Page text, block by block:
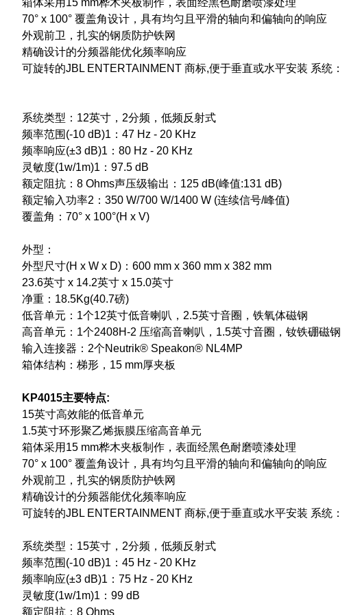
箱体采用15 mm桦木夹板制作，表面经黑色耐磨喷漆处理
70° x 100° 覆盖角设计，具有均匀且平滑的轴向和偏轴向的响应
外观前卫，扎实的钢质防护铁网
精确设计的分频器能优化频率响应
可旋转的JBL ENTERTAINMENT 商标,便于垂直或水平安装 系统：
系统类型：12英寸，2分频，低频反射式
频率范围(-10 dB)1：47 Hz - 20 KHz
频率响应(±3 dB)1：80 Hz - 20 KHz
灵敏度(1w/1m)1：97.5 dB
额定阻抗：8 Ohms声压级输出：125 dB(峰值:131 dB)
额定输入功率2：350 W/700 W/1400 W (连续信号/峰值)
覆盖角：70° x 100°(H x V)
外型：
外型尺寸(H x W x D)：600 mm x 360 mm x 382 mm
23.6英寸 x 14.2英寸 x 15.0英寸
净重：18.5Kg(40.7磅)
低音单元：1个12英寸低音喇叭，2.5英寸音圈，铁氧体磁钢
高音单元：1个2408H-2 压缩高音喇叭，1.5英寸音圈，钕铁硼磁钢
输入连接器：2个Neutrik® Speakon® NL4MP
箱体结构：梯形，15 mm厚夹板
KP4015主要特点:
15英寸高效能的低音单元
1.5英寸环形聚乙烯振膜压缩高音单元
箱体采用15 mm桦木夹板制作，表面经黑色耐磨喷漆处理
70° x 100° 覆盖角设计，具有均匀且平滑的轴向和偏轴向的响应
外观前卫，扎实的钢质防护铁网
精确设计的分频器能优化频率响应
可旋转的JBL ENTERTAINMENT 商标,便于垂直或水平安装 系统：
系统类型：15英寸，2分频，低频反射式
频率范围(-10 dB)1：45 Hz - 20 KHz
频率响应(±3 dB)1：75 Hz - 20 KHz
灵敏度(1w/1m)1：99 dB
额定阻抗：8 Ohms